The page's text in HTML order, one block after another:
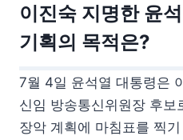
이진숙 지명한 윤
기획의 목적은?
7월 4일 윤석열 대통령은
신임 방송통신위원장 후보
장악 계획에 마침표를 찍기